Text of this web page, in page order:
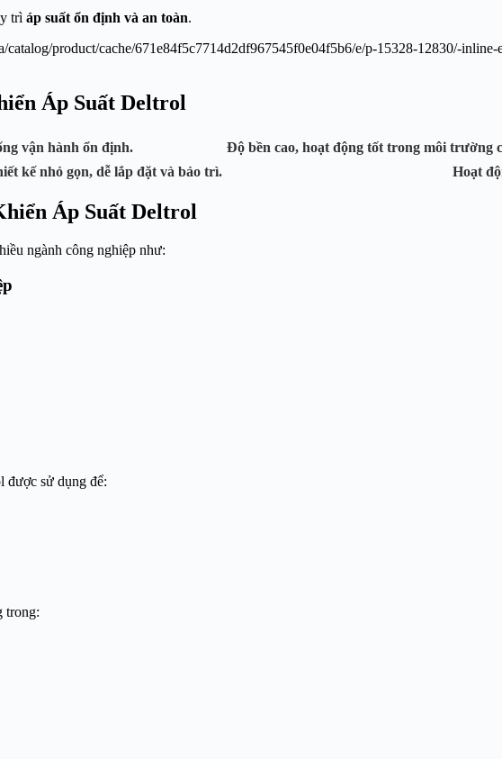
trì áp suất ổn định và an toàn.
Áp Suất Deltrol
thống vận hành ổn định. Độ bền cao, hoạt động tốt trong
kế nhỏ gọn, dễ lắp đặt và bảo trì. Hoạt
Áp Suất Deltrol
ngành công nghiệp như:
được sử dụng để:
trong: